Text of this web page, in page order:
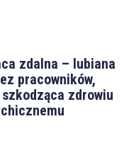
zdalna – lubiana
pracowników,
zdrowiu